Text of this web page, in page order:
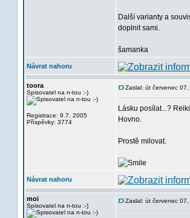
Další varianty a
doplnit sami.
šamanka
Návrat nahoru
toora
Spisovatel na n-tou :-)
Registrace: 9.7. 2005
Příspěvky: 3774
Zaslal: út červenec
Lásku posílat...?
Hovno.
Prostě milovat.
Návrat nahoru
moi
Spisovatel na n-tou :-)
Zaslal: út červenec